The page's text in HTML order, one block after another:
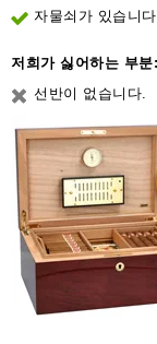
자물쇠가 있습니
저희가 싫어하는 부분:
선반이 없습니다.